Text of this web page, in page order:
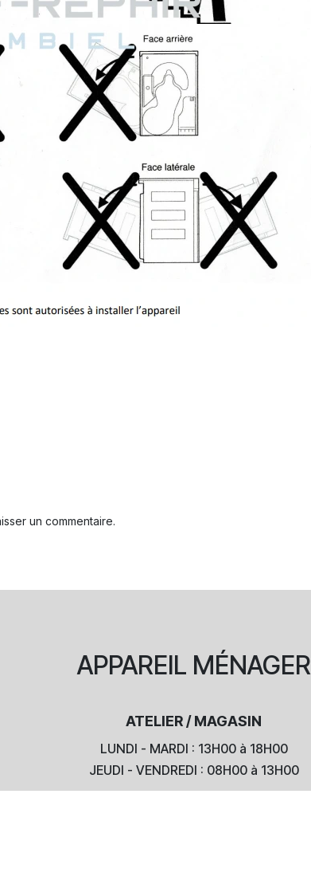
un commentaire.
APPAREIL MÉNAGER
ATELIER / MAGASIN
LUNDI - MARDI : 13H00 à 18H00
JEUDI - VENDREDI : 08H00 à 13H00